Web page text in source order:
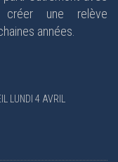
créer une relève
années.
LUNDI 4 AVRIL